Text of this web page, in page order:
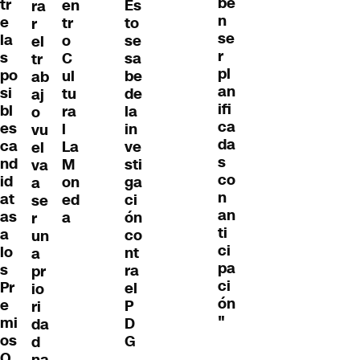
tr
e
la
s
po
si
bl
es
ca
nd
id
at
as
a
lo
s
Pr
e
mi
os
ra
r
el
tr
ab
aj
o
vu
el
va
a
se
r
un
a
pr
io
ri
da
d
en
tr
o
C
ul
tu
ra
l
La
M
on
ed
a
Es
to
se
sa
be
de
la
in
ve
sti
ga
ci
ón
co
nt
ra
el
P
D
G
n
se
r
pl
an
ifi
ca
da
s
co
n
an
ti
ci
pa
ci
ón
"